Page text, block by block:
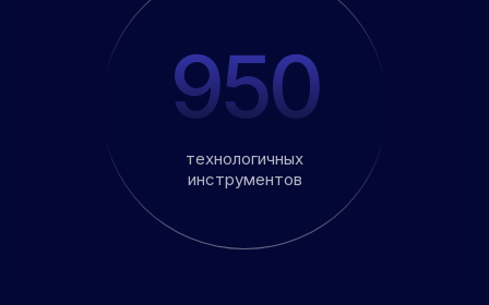
технологичных
инструментов
950